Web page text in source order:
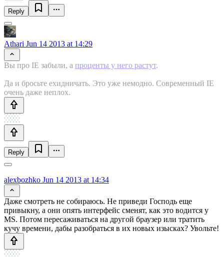
Reply
Athari Jun 14 2013 at 14:29
Вы про IE забыли, а проценты у него растут.
Да и бросьте ехидничать. Это уже немодно. Современный IE
очень даже неплох.
Reply
alexbozhko Jun 14 2013 at 14:34
Даже смотреть не собираюсь. Не приведи Господь еще
привыкну, а они опять интерфейс сменят, как это водится у
MS. Потом пересаживаться на другой браузер или тратить
кучу времени, дабы разобраться в их новых изысках? Увольте!